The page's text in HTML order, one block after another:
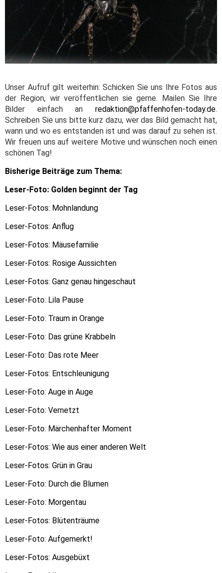
Unser Aufruf gilt weiterhin: Schicken Sie uns Ihre Fotos aus
der Region, wir veröffentlichen sie gerne. Mailen Sie Ihre
Bilder einfach an redaktion@pfaffenhofen-today.de.
Schreiben Sie uns bitte kurz dazu, wer das Bild gemacht hat,
wann und wo es entstanden ist und was darauf zu sehen ist.
Wir freuen uns auf weitere Motive und wünschen noch einen
schönen Tag!
Bisherige Beiträge zum Thema:
Leser-Foto: Golden beginnt der Tag
Leser-Fotos: Mohnlandung
Leser-Fotos: Anflug
Leser-Fotos: Mäusefamilie
Leser-Fotos: Rosige Aussichten
Leser-Fotos: Ganz genau hingeschaut
Leser-Foto: Lila Pause
Leser-Foto: Traum in Orange
Leser-Foto: Das grüne Krabbeln
Leser-Foto: Das rote Meer
Leser-Fotos: Entschleunigung
Leser-Foto: Auge in Auge
Leser-Foto: Vernetzt
Leser-Foto: Märchenhafter Moment
Leser-Fotos: Wie aus einer anderen Welt
Leser-Fotos: Grün in Grau
Leser-Foto: Durch die Blumen
Leser-Foto: Morgentau
Leser-Fotos: Blütenträume
Leser-Foto: Aufgemerkt!
Leser-Fotos: Ausgebüxt